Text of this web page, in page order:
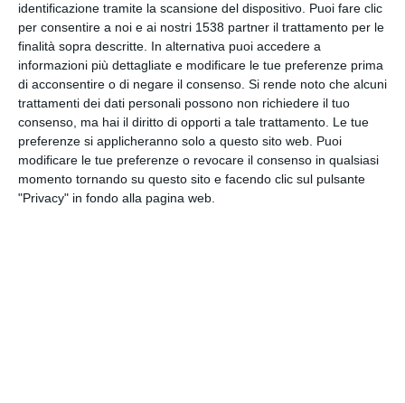
identificazione tramite la scansione del dispositivo. Puoi fare clic
per consentire a noi e ai nostri 1538 partner il trattamento per le
finalità sopra descritte. In alternativa puoi accedere a
informazioni più dettagliate e modificare le tue preferenze prima
di acconsentire o di negare il consenso. Si rende noto che alcuni
trattamenti dei dati personali possono non richiedere il tuo
consenso, ma hai il diritto di opporti a tale trattamento. Le tue
preferenze si applicheranno solo a questo sito web. Puoi
modificare le tue preferenze o revocare il consenso in qualsiasi
momento tornando su questo sito e facendo clic sul pulsante
"Privacy" in fondo alla pagina web.
INVIA QUESTA CARTOLINA
via Email(GRATUITO)
CONDIVIDI QUESTA
CARTOLINA
Facebook, Twitter, WhatsApp, ...